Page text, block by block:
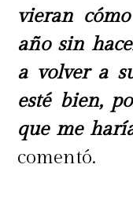
vieran
año sin
a volver a
esté bien,
que me
comentó.